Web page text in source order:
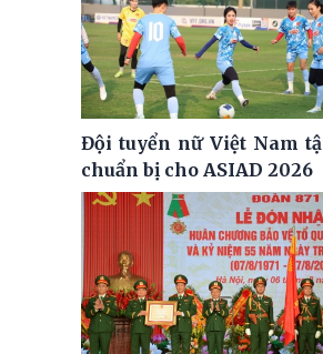
Đội tuyển nữ Việt Nam
chuẩn bị cho ASIAD 2026